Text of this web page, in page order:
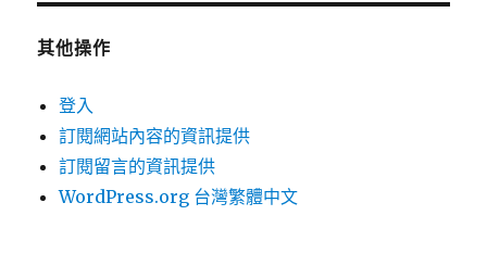
其他操作
登入
訂閱網站內容的資訊提供
訂閱留言的資訊提供
WordPress.org 台灣繁體中文